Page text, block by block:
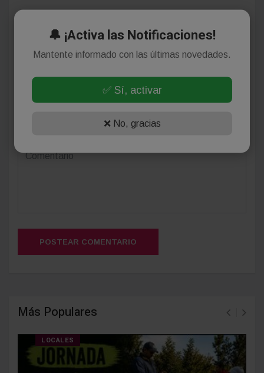
Deja tu comentario
(Su email no será publicado)
POSTEAR COMENTARIO
Más Populares
LOCALES
🔔 ¡Activa las Notificaciones!
Mantente informado con las últimas novedades.
✅ Sí, activar
❌ No, gracias